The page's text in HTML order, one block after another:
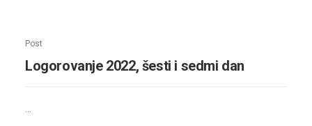
Post
Logorovanje 2022, šesti i sedmi dan
…